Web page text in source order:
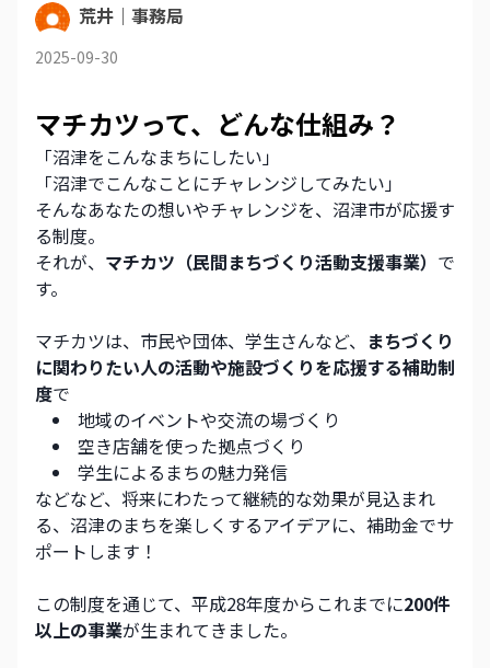
荒井｜事務局
2025-09-30
マチカツって、どんな仕組み？
「沼津をこんなまちにしたい」
「沼津でこんなことにチャレンジしてみたい」
そんなあなたの想いやチャレンジを、沼津市が応援す
る制度。
それが、 マチカツ（民間まちづくり活動支援事業） で
す。
マチカツは、市民や団体、学生さんなど、 まちづくり
に関わりたい人の活動や施設づくりを応援する補助制
度で
地域のイベントや交流の場づくり
空き店舗を使った拠点づくり
学生によるまちの魅力発信
などなど、将来にわたって継続的な効果が見込まれ
る、沼津のまちを楽しくするアイデアに、補助金でサ
ポートします！
この制度を通じて、平成28年度からこれまでに200件
以上の事業が生まれてきました。